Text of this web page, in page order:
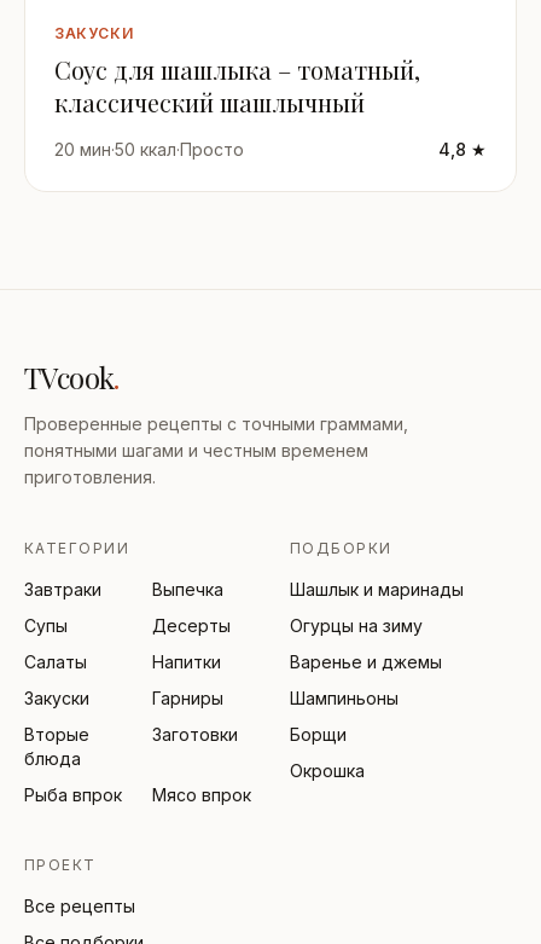
ЗАКУСКИ
Соус для шашлыка – томатный,
классический шашлычный
20 мин·50 ккал·Просто 4,8 ★
TVcook.
Проверенные рецепты с точными граммами,
понятными шагами и честным временем
приготовления.
КАТЕГОРИИ
Завтраки
Выпечка
Супы
Десерты
Салаты
Напитки
Закуски
Гарниры
Вторые
блюда
Заготовки
Рыба впрок Мясо впрок
ПОДБОРКИ
Шашлык и маринады
Огурцы на зиму
Варенье и джемы
Шампиньоны
Борщи
Окрошка
ПРОЕКТ
Все рецепты